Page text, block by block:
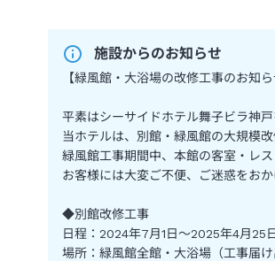
施設からのお知らせ
【緑風館・大浴場の改修工事のお知ら
平素はシーサイドホテル舞子ビラ神
当ホテルは、別館・緑風館の大規模
緑風館工事期間中、本館の客室・レ
お客様には大変ご不便、ご迷惑をお
◆別館改修工事
日程：2024年7月1日～2025年4月25
場所：緑風館全館・大浴場（工事届